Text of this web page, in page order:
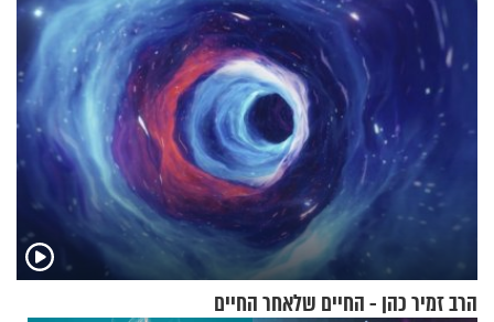
הרב זמיר כהן - החיים שלאחר החיים